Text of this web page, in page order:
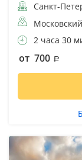
Санкт-
2 часа 30
от 700